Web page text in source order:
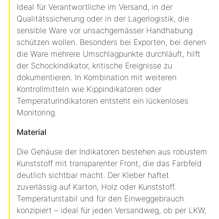
Ideal für Verantwortliche im Versand, in der
Qualitätssicherung oder in der Lagerlogistik, die
sensible Ware vor unsachgemässer Handhabung
schützen wollen. Besonders bei Exporten, bei denen
die Ware mehrere Umschlagpunkte durchläuft, hilft
der Schockindikator, kritische Ereignisse zu
dokumentieren. In Kombination mit weiteren
Kontrollmitteln wie Kippindikatoren oder
Temperaturindikatoren entsteht ein lückenloses
Monitoring.
Material
Die Gehäuse der Indikatoren bestehen aus robustem
Kunststoff mit transparenter Front, die das Farbfeld
deutlich sichtbar macht. Der Kleber haftet
zuverlässig auf Karton, Holz oder Kunststoff.
Temperaturstabil und für den Einweggebrauch
konzipiert – ideal für jeden Versandweg, ob per LKW,